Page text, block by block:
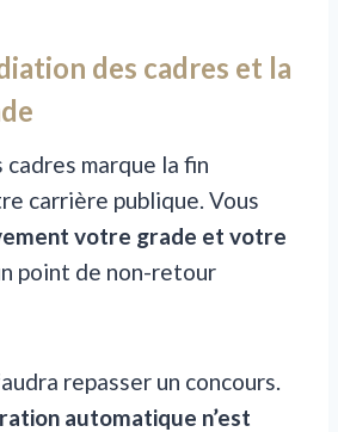
des cadres et la
marque la fin
carrière publique. Vous
votre grade et votre
point de non-retour
repasser un concours.
automatique n’est